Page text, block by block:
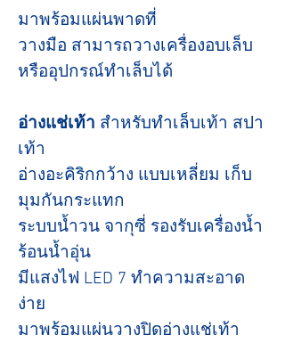
มาพร้อมแผ่นพาดที่
วางมือ สามารถวางเครื่องอบเล็บ
หรืออุปกรณ์ทำเล็บได้
อ่างแช่เท้า สำหรับทำเล็บเท้า สปา
เท้า
อ่างอะคิริกกว้าง แบบเหลี่ยม เก็บ
มุมกันกระแทก
ระบบน้ำวน จากุซี่ รองรับเครื่องน้ำ
ร้อนน้ำอุ่น
มีแสงไฟ LED 7 ทำความสะอาด
ง่าย
มาพร้อมแผ่นวางปิดอ่างแช่เท้า